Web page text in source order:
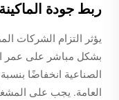
ربط جودة
يؤثر التزام الشركات
بشكل مباشر على عمر
العامة. يجب على